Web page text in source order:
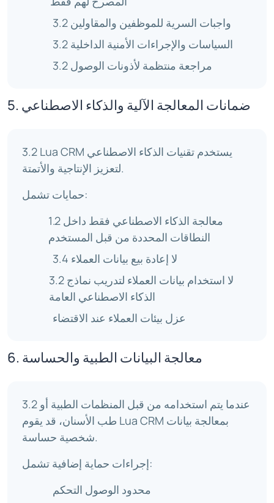
3.2 واجبات السرية للموظفين والمقاولين
3.2 السياسات والإجراءات الأمنية الداخلية
3.2 مراجعة منتظمة لأذونات الوصول
5. ضمانات المعالجة الآلية والذكاء الاصطناعي
3.2 Lua CRM يستخدم تقنيات الذكاء الاصطناعي
لتعزيز الإنتاجية والأتمتة.
حمايات تشمل:
1.2 معالجة الذكاء الاصطناعي فقط داخل
النطاقات المحددة من قبل المستخدم
3.4 لا إعادة بيع بيانات العملاء
3.2 لا استخدام بيانات العملاء لتدريب نماذج
الذكاء الاصطناعي العامة
عزل بيئات العملاء عند الاقتضاء
6. معالجة البيانات الطبية والحساسة
3.2 عندما يتم استخدامه من قبل المنظمات الطبية أو
طب الأسنان، قد يقوم Lua CRM بمعالجة بيانات
شخصية حساسة.
إجراءات حماية إضافية تشمل:
محدود الوصول التحكم